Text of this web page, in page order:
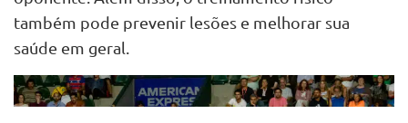
também pode prevenir lesões e melhorar sua
saúde em geral.